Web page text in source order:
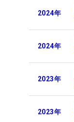
2024年
2024年
2023年
2023年